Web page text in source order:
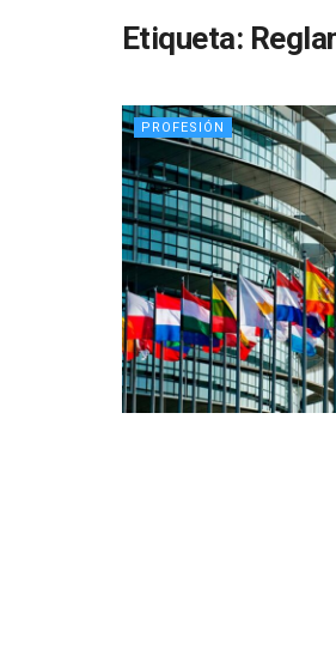
Etiqueta:
PROFESIÓN